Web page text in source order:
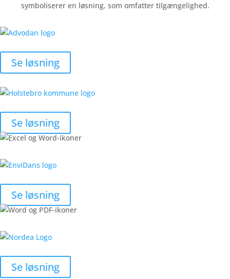
symboliserer en løsning, som omfatter tilgængelighed.
Se løsning
Se løsning
Se løsning
Se løsning